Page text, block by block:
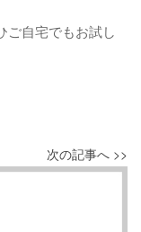
ご自宅でもお試し
次の記事へ >>